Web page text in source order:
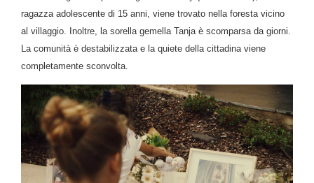
ragazza adolescente di 15 anni, viene trovato nella foresta vicino
al villaggio. Inoltre, la sorella gemella Tanja è scomparsa da giorni.
La comunità è destabilizzata e la quiete della cittadina viene
completamente sconvolta.